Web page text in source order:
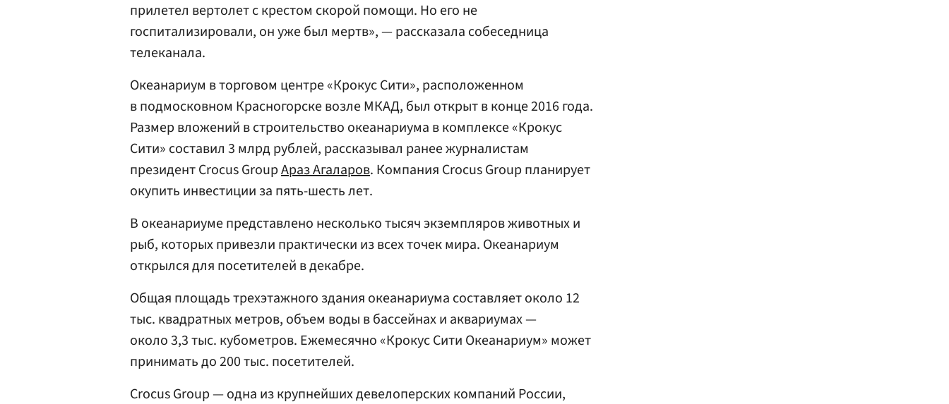
прилетел вертолет с крестом скорой помощи. Но его не
госпитализировали, он уже был мертв», — рассказала собеседница
телеканала.
Океанариум в торговом центре «Крокус Сити», расположенном
в подмосковном Красногорске возле МКАД, был открыт в конце 2016 года.
Размер вложений в строительство океанариума в комплексе «Крокус
Сити» составил 3 млрд рублей, рассказывал ранее журналистам
президент Crocus GroupАраз Агаларов. Компания Crocus Group планирует
окупить инвестиции за пять-шесть лет.
В океанариуме представлено несколько тысяч экземпляров животных и
рыб, которых привезли практически из всех точек мира. Океанариум
открылся для посетителей в декабре.
Общая площадь трехэтажного здания океанариума составляет около 12
тыс. квадратных метров, объем воды в бассейнах и аквариумах —
около 3,3 тыс. кубометров. Ежемесячно «Крокус Сити Океанариум» может
принимать до 200 тыс. посетителей.
Crocus Group — одна из крупнейших девелоперских компаний России,